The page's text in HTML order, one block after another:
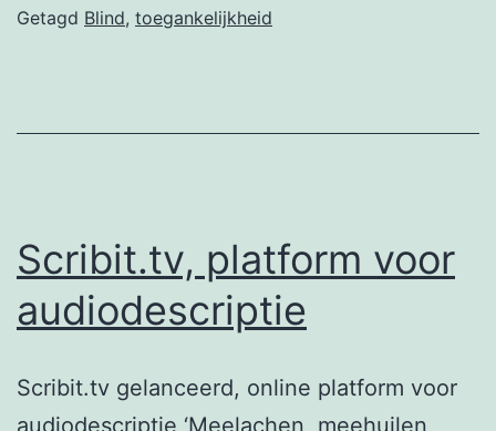
Getagd Blind, toegankelijkheid
Scribit.tv, platform voor
audiodescriptie
Scribit.tv gelanceerd, online platform voor
audiodescriptie ‘Meelachen, meehuilen,